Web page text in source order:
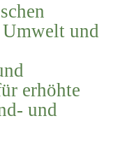
und
erhöhte
und